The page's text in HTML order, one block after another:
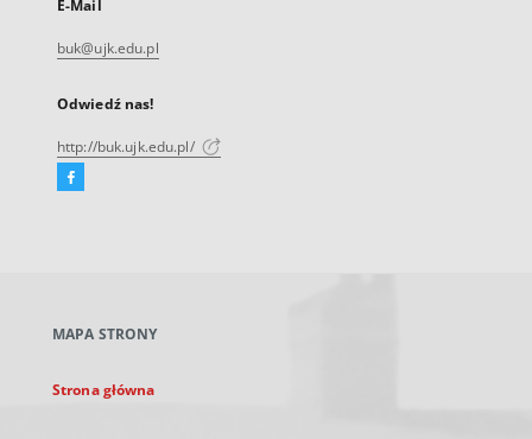
E-Mail
buk@ujk.edu.pl
Odwiedź nas!
http://buk.ujk.edu.pl/
Facebook
karcie
MAPA STRONY
Strona główna